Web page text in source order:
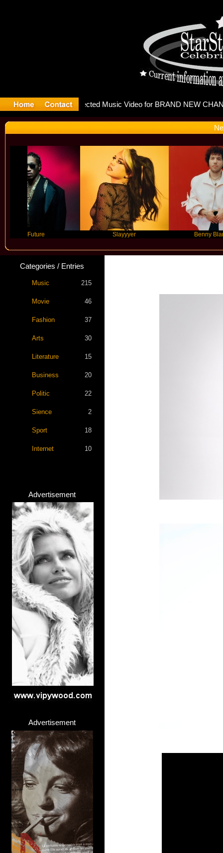
Benny Blanco
Categories / Entries
Music 215
Movie 46
Fashion 37
Arts 30
Literature 15
Business 20
Politic 22
Sience 2
Sport 18
Internet 10
Advertisement
Advertisement